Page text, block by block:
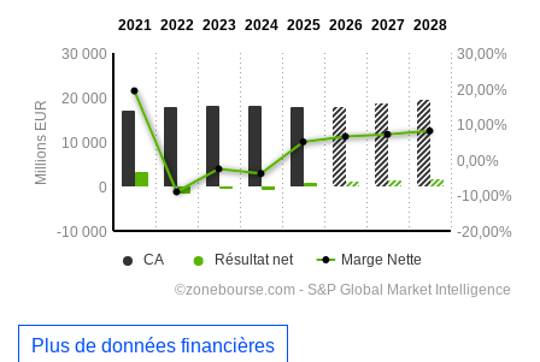
Plus de données financières